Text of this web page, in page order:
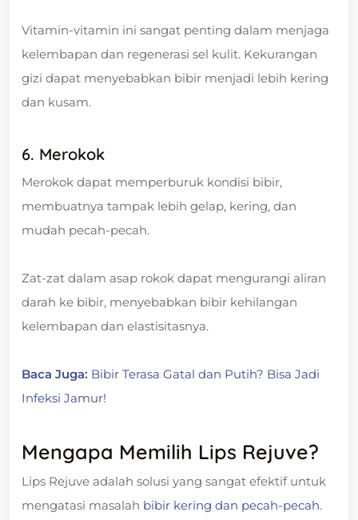
Vitamin-vitamin ini sangat penting dalam menjaga
kelembapan dan regenerasi sel kulit. Kekurangan
gizi dapat menyebabkan bibir menjadi lebih kering
dan kusam.
6. Merokok
Merokok dapat memperburuk kondisi bibir,
membuatnya tampak lebih gelap, kering, dan
mudah pecah-pecah.
Zat-zat dalam asap rokok dapat mengurangi aliran
darah ke bibir, menyebabkan bibir kehilangan
kelembapan dan elastisitasnya.
Baca Juga: Bibir Terasa Gatal dan Putih? Bisa Jadi
Infeksi Jamur!
Mengapa Memilih Lips Rejuve?
Lips Rejuve adalah solusi yang sangat efektif untuk
mengatasi masalah bibir kering dan pecah-pecah.